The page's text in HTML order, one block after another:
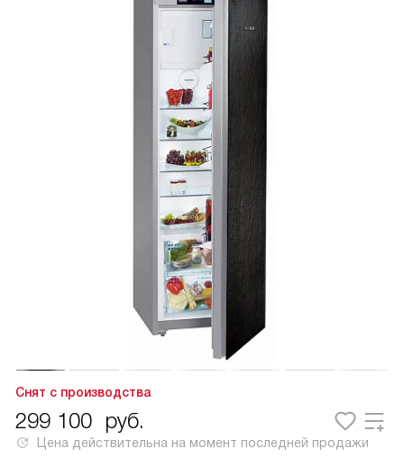
Снят с производства
299 100 руб.
Цена действительна на момент последней продажи